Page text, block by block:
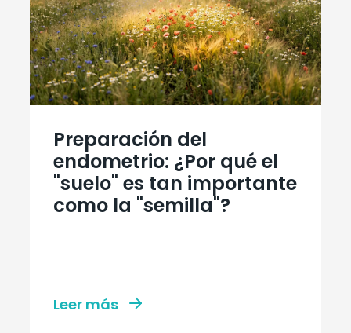
Preparación del
endometrio: ¿Por qué el
"suelo" es tan importante
como la "semilla"?
Leer más